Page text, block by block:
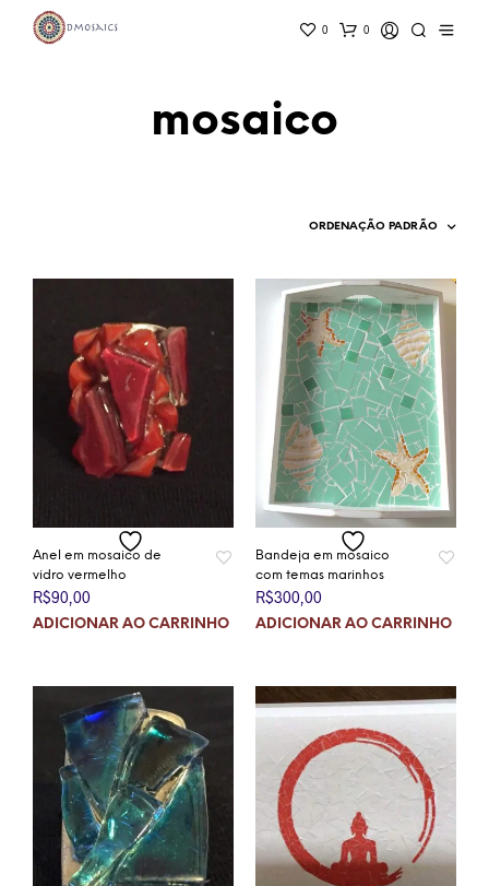
0 0
mosaico
Anel em mosaico de
vidro vermelho
R$90,00
ADICIONAR AO CARRINHO
Bandeja em mosaico
com temas marinhos
R$300,00
ADICIONAR AO CARRINHO